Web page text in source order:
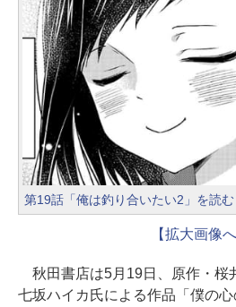
第19話「俺は釣り合いたい2」を読む
【拡大画像へ
秋田書店は5月19日、原作・桜
七坂ハイカ氏による作品「僕の